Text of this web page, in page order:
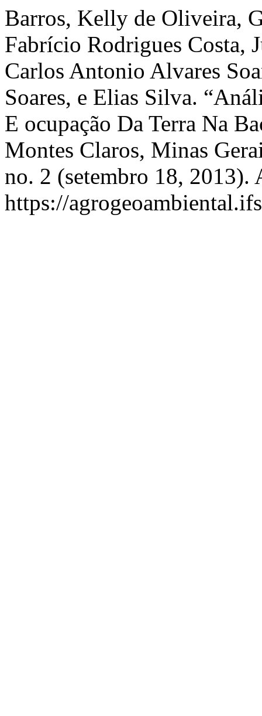
Barros, Kelly de Oliveira,
Fabrício Rodrigues Costa,
Carlos Antonio Alvares
Soares, e Elias Silva.
E ocupação Da Terra Na
Montes Claros, Minas
no. 2 (setembro 18, 2013).
https://